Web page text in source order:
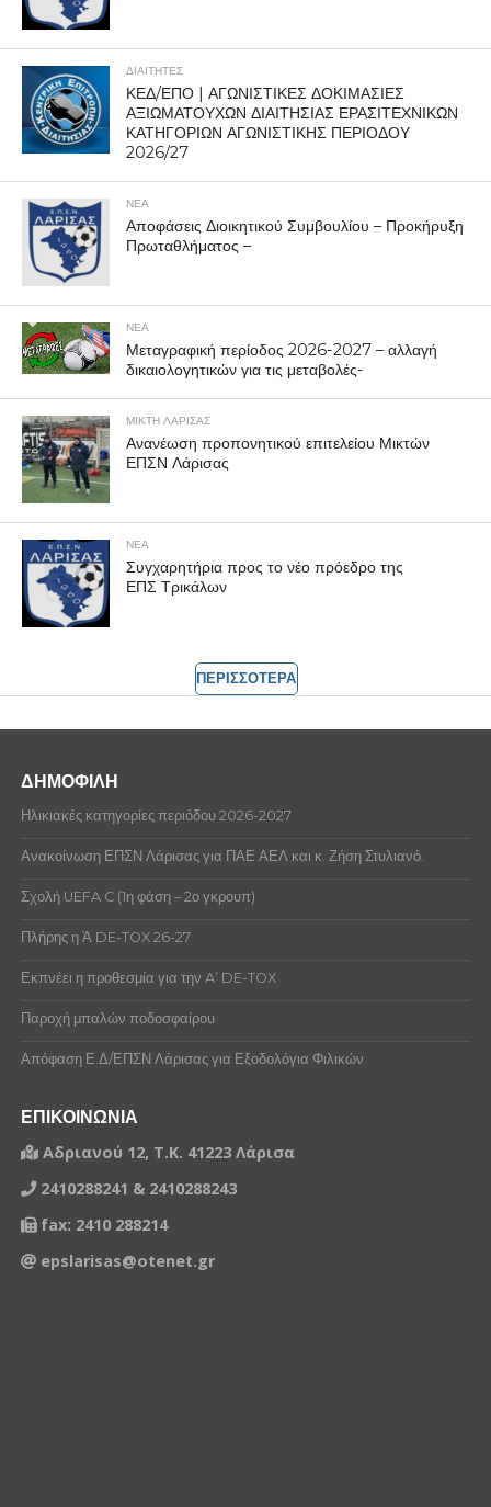
ΔΙΑΙΤΗΤΕΣ
ΚΕΔ/ΕΠΟ | ΑΓΩΝΙΣΤΙΚΕΣ ΔΟΚΙΜΑΣΙΕΣ
ΑΞΙΩΜΑΤΟΥΧΩΝ ΔΙΑΙΤΗΣΙΑΣ ΕΡΑΣΙΤΕΧΝΙΚΩΝ
ΚΑΤΗΓΟΡΙΩΝ ΑΓΩΝΙΣΤΙΚΗΣ ΠΕΡΙΟΔΟΥ
2026/27
ΝΕΑ
Αποφάσεις Διοικητικού Συμβουλίου – Προκήρυξη
Πρωταθλήματος –
ΝΕΑ
Μεταγραφική περίοδος 2026-2027 – αλλαγή
δικαιολογητικών για τις μεταβολές-
ΜΙΚΤΗ ΛΑΡΙΣΑΣ
Ανανέωση προπονητικού επιτελείου Μικτών
ΕΠΣΝ Λάρισας
ΝΕΑ
Συγχαρητήρια προς το νέο πρόεδρο της
ΕΠΣ Τρικάλων
ΠΕΡΙΣΣΟΤΕΡΑ
ΔΗΜΟΦΙΛΗ
Ηλικιακές κατηγορίες περιόδου 2026-2027
Ανακοίνωση ΕΠΣΝ Λάρισας για ΠΑΕ ΑΕΛ και κ. Ζήση Στυλιανό.
Σχολή UEFA C (1η φάση – 2ο γκρουπ)
Πλήρης η Ά DE-TOX 26-27
Εκπνέει η προθεσμία για την A’ DE-TOX
Παροχή μπαλών ποδοσφαίρου
Απόφαση Ε.Δ/ΕΠΣΝ Λάρισας για Εξοδολόγια Φιλικών
ΕΠΙΚΟΙΝΩΝΙΑ
Αδριανού 12, Τ.Κ. 41223 Λάρισα
2410288241 & 2410288243
fax: 2410 288214
epslarisas@otenet.gr